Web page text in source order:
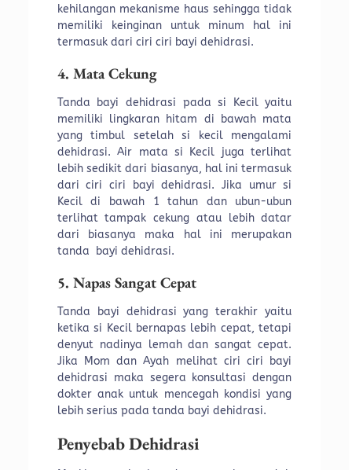
kehilangan mekanisme haus sehingga tidak
memiliki keinginan untuk minum hal ini
termasuk dari ciri ciri bayi dehidrasi.
4. Mata Cekung
Tanda bayi dehidrasi pada si Kecil yaitu
memiliki lingkaran hitam di bawah mata
yang timbul setelah si kecil mengalami
dehidrasi. Air mata si Kecil juga terlihat
lebih sedikit dari biasanya, hal ini termasuk
dari ciri ciri bayi dehidrasi. Jika umur si
Kecil di bawah 1 tahun dan ubun-ubun
terlihat tampak cekung atau lebih datar
dari biasanya maka hal ini merupakan
tanda bayi dehidrasi.
5. Napas Sangat Cepat
Tanda bayi dehidrasi yang terakhir yaitu
ketika si Kecil bernapas lebih cepat, tetapi
denyut nadinya lemah dan sangat cepat.
Jika Mom dan Ayah melihat ciri ciri bayi
dehidrasi maka segera konsultasi dengan
dokter anak untuk mencegah kondisi yang
lebih serius pada tanda bayi dehidrasi.
Penyebab Dehidrasi